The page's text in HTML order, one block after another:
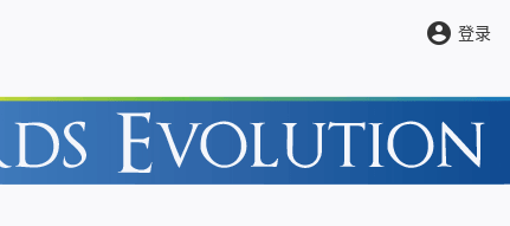
account_circle 登录